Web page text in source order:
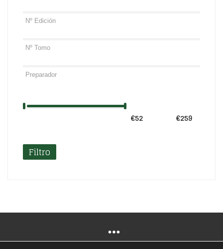
€52 €259
Filtro